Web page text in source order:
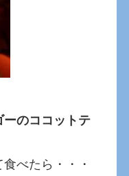
ーのココットテ
べたら・・・